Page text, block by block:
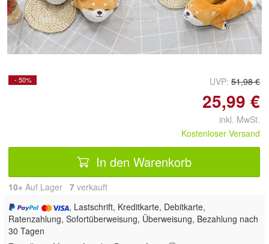
Doppelt antippen zum
vergrößern
- 50% UVP: 51,98 €
25,99 €
inkl. MwSt.
Kostenloser Versand
In den Warenkorb
10+ Auf Lager 7 verkauft
, Lastschrift, Kreditkarte, Debitkarte,
Ratenzahlung, Sofortüberweisung, Überweisung, Bezahlung nach
30 Tagen